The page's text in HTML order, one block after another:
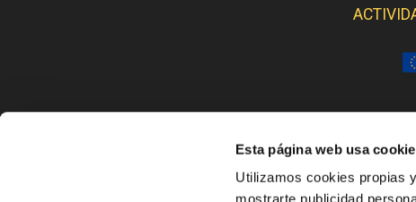
Esta página web usa
Utilizamos cookies propias
mostrarte publicidad
CINE